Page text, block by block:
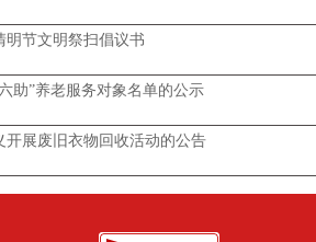
明节文明祭扫倡议书
助”养老服务对象名单的公示
开展废旧衣物回收活动的公告